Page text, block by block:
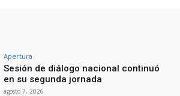
Apertura
Sesión de diálogo nacional continuó
en su segunda jornada
agosto 7, 2026